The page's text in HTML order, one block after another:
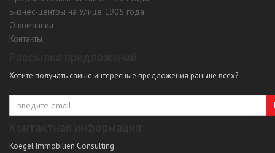
Бизнес-центры на Улице 1905 года
О компании
Контакты
Хотите получать самые интересные предложения раньше всех?
Koegel Immobilien Consulting